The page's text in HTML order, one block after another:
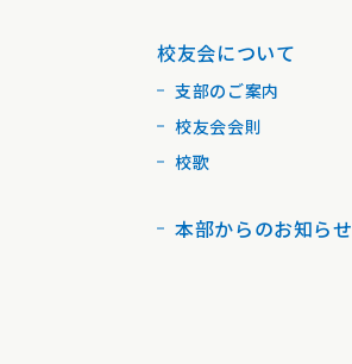
校友会について
支部のご案内
校友会会則
校歌
本部からのお知らせ